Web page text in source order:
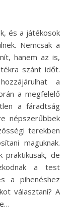
Nemcsak a
hanem az is,
szánt időt.
a
a megfelelő
a fáradtság
népszerűbbek
terekben
maguknak.
praktikusak, de
a test
a pihenéshez
választani? A